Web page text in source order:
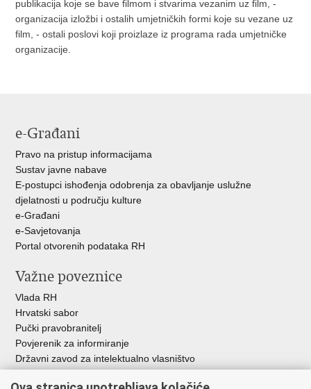
publikacija koje se bave filmom i stvarima vezanim uz film, -
organizacija izložbi i ostalih umjetničkih formi koje su vezane uz
film, - ostali poslovi koji proizlaze iz programa rada umjetničke
organizacije.
e-Građani
Pravo na pristup informacijama
Sustav javne nabave
E-postupci ishođenja odobrenja za obavljanje uslužne
djelatnosti u području kulture
e-Građani
e-Savjetovanja
Portal otvorenih podataka RH
Važne poveznice
Vlada RH
Hrvatski sabor
Pučki pravobranitelj
Povjerenik za informiranje
Državni zavod za intelektualno vlasništvo